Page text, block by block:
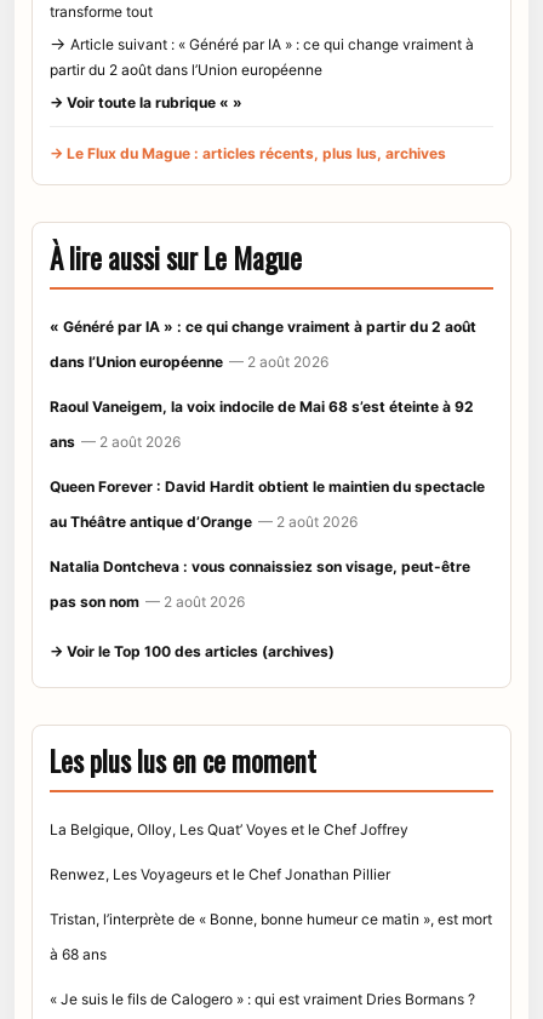
transforme tout
→ Article suivant : « Généré par IA » : ce qui change vraiment à
partir du 2 août dans l’Union européenne
→ Voir toute la rubrique « »
→ Le Flux du Mague : articles récents, plus lus, archives
À lire aussi sur Le Mague
« Généré par IA » : ce qui change vraiment à partir du 2 août
dans l’Union européenne — 2 août 2026
Raoul Vaneigem, la voix indocile de Mai 68 s’est éteinte à 92
ans — 2 août 2026
Queen Forever : David Hardit obtient le maintien du spectacle
au Théâtre antique d’Orange — 2 août 2026
Natalia Dontcheva : vous connaissiez son visage, peut-être
pas son nom — 2 août 2026
→ Voir le Top 100 des articles (archives)
Les plus lus en ce moment
La Belgique, Olloy, Les Quat’ Voyes et le Chef Joffrey
Renwez, Les Voyageurs et le Chef Jonathan Pillier
Tristan, l’interprète de « Bonne, bonne humeur ce matin », est mort
à 68 ans
« Je suis le fils de Calogero » : qui est vraiment Dries Bormans ?